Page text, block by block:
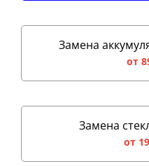
Замена
от
Замена
от